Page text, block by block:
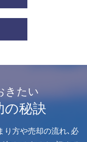
きたい
の秘訣
り方や売却の流れ､必